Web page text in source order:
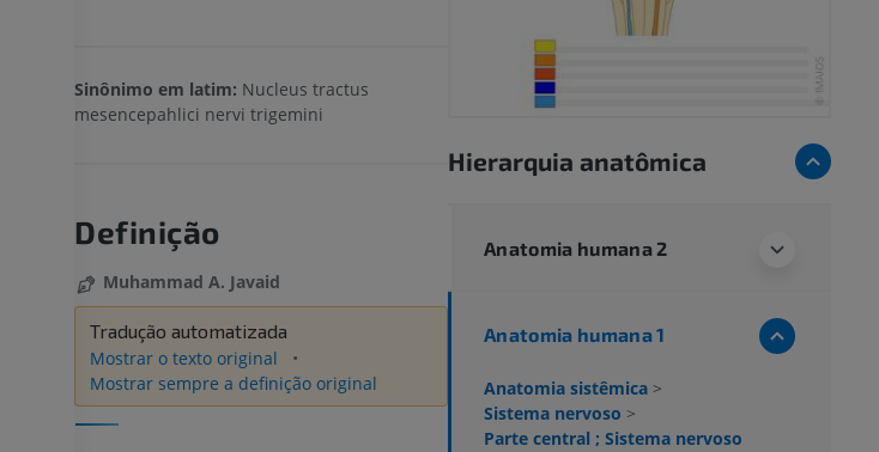
Sinônimo em latim: Nucleus tractus
mesencepahlici nervi trigemini
Definição
Muhammad A. Javaid
Tradução automatizada
Mostrar o texto original
Mostrar sempre a definição original
Hierarquia anatômica
Anatomia humana 2
Anatomia humana 1
Anatomia sistêmica >
Sistema nervoso >
Parte central ; Sistema nervoso